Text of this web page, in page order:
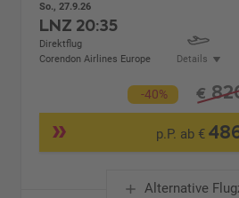
So., 27.9.26
LNZ 20:35
Direktflug
Corendon Airlines Europe
Details
-40% €
p.P. ab €
Alternative